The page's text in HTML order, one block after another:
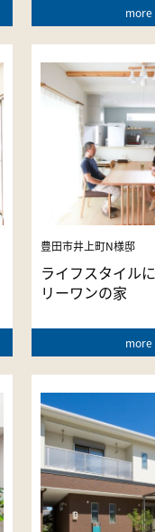
more
豊田市井上町N様邸
ライフスタイル
リーワンの家
more